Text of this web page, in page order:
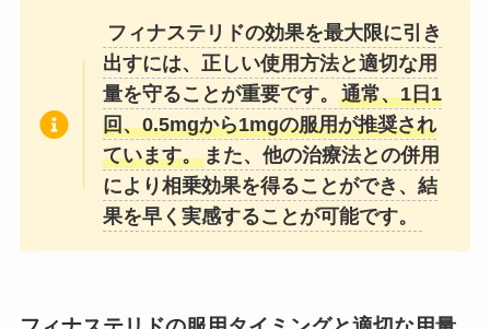
フィナステリドの効果を最大限に引き
出すには、正しい使用方法と適切な用
量を守ることが重要です。通常、1日1
回、0.5mgから1mgの服用が推奨され
ています。 また、他の治療法との併用
により相乗効果を得ることができ、結
果を早く実感することが可能です。